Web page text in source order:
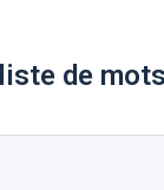
de